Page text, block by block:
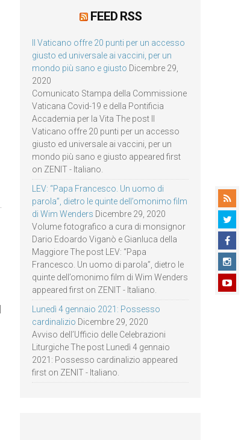
FEED RSS
Il Vaticano offre 20 punti per un accesso
giusto ed universale ai vaccini, per un
mondo più sano e giusto Dicembre 29,
2020
Comunicato Stampa della Commissione
Vaticana Covid-19 e della Pontificia
Accademia per la Vita The post Il
Vaticano offre 20 punti per un accesso
giusto ed universale ai vaccini, per un
mondo più sano e giusto appeared first
on ZENIT - Italiano.
LEV: “Papa Francesco. Un uomo di
parola”, dietro le quinte dell’omonimo film
di Wim Wenders Dicembre 29, 2020
Volume fotografico a cura di monsignor
Dario Edoardo Viganò e Gianluca della
Maggiore The post LEV: “Papa
Francesco. Un uomo di parola”, dietro le
quinte dell’omonimo film di Wim Wenders
appeared first on ZENIT - Italiano.
Lunedì 4 gennaio 2021: Possesso
cardinalizio Dicembre 29, 2020
Avviso dell’Ufficio delle Celebrazioni
Liturgiche The post Lunedì 4 gennaio
2021: Possesso cardinalizio appeared
first on ZENIT - Italiano.